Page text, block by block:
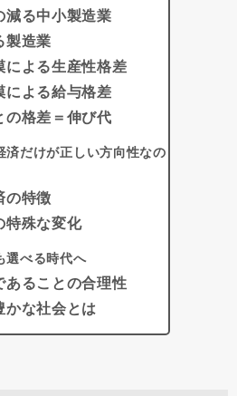
減る中小製造業
製造業
による生産性格差
による給与格差
の格差＝伸び代
済だけが正しい方向性なの
の特徴
特殊な変化
選べる時代へ
あることの合理性
かな社会とは